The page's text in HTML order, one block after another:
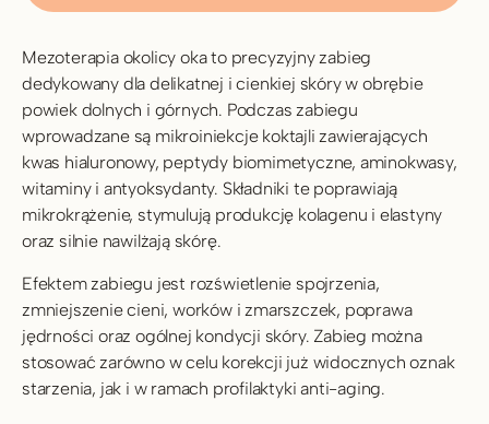
Mezoterapia okolicy oka to precyzyjny zabieg
dedykowany dla delikatnej i cienkiej skóry w obrębie
powiek dolnych i górnych. Podczas zabiegu
wprowadzane są mikroiniekcje koktajli zawierających
kwas hialuronowy, peptydy biomimetyczne, aminokwasy,
witaminy i antyoksydanty. Składniki te poprawiają
mikrokrążenie, stymulują produkcję kolagenu i elastyny
oraz silnie nawilżają skórę.
Efektem zabiegu jest rozświetlenie spojrzenia,
zmniejszenie cieni, worków i zmarszczek, poprawa
jędrności oraz ogólnej kondycji skóry. Zabieg można
stosować zarówno w celu korekcji już widocznych oznak
starzenia, jak i w ramach profilaktyki anti-aging.